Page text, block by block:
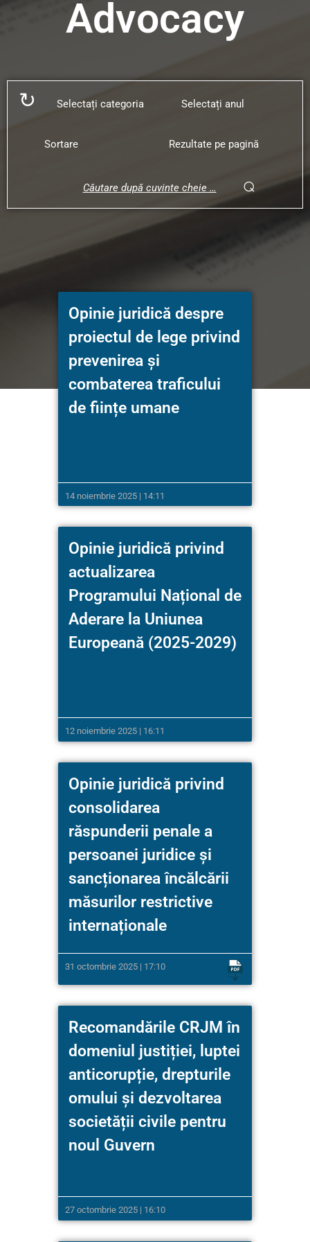
Advocacy
↻
Opinie juridică despre
proiectul de lege privind
prevenirea și
combaterea traficului
de ființe umane
14 noiembrie 2025 | 14:11
Opinie juridică privind
actualizarea
Programului Național de
Aderare la Uniunea
Europeană (2025-2029)
12 noiembrie 2025 | 16:11
Opinie juridică privind
consolidarea
răspunderii penale a
persoanei juridice și
sancționarea încălcării
măsurilor restrictive
internaționale
31 octombrie 2025 | 17:10
Recomandările CRJM în
domeniul justiției, luptei
anticorupție, drepturile
omului și dezvoltarea
societății civile pentru
noul Guvern
27 octombrie 2025 | 16:10